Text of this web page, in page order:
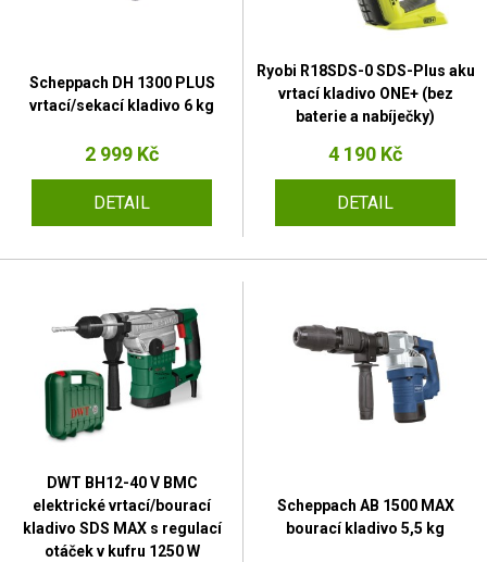
Scheppach DH 1300 PLUS
vrtací/sekací kladivo 6 kg
2 999 Kč
DETAIL
Ryobi R18SDS-0 SDS-Plus aku
vrtací kladivo ONE+ (bez
baterie a nabíječky)
4 190 Kč
DETAIL
DWT BH12-40 V BMC
elektrické vrtací/bourací
kladivo SDS MAX s regulací
otáček v kufru 1250 W
Scheppach AB 1500 MAX
bourací kladivo 5,5 kg